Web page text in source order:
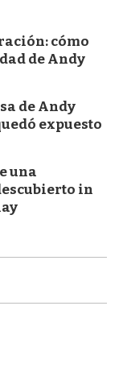
cómo
de Andy
de Andy
expuesto
una
in